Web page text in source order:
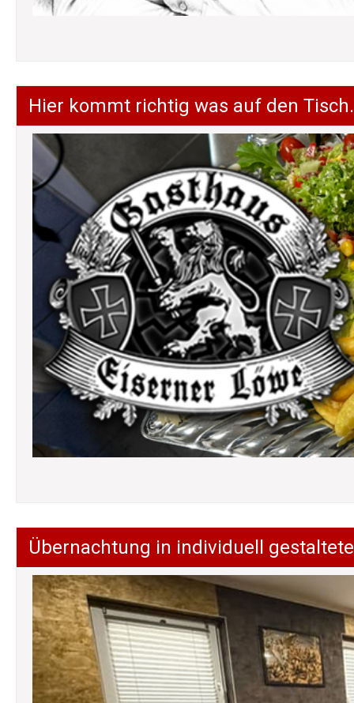
Hier kommt richtig was auf den Tisch.
Übernachtung in individuell